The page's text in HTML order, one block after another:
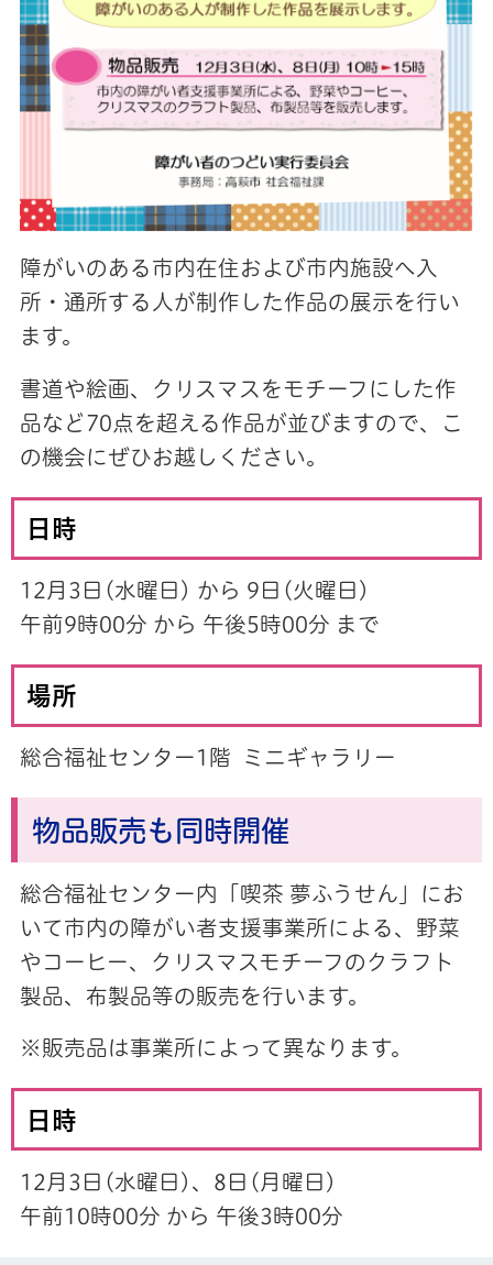
障がいのある市内在住および市内施設へ入
所・通所する人が制作した作品の展示を行い
ます。
書道や絵画、クリスマスをモチーフにした作
品など70点を超える作品が並びますので、こ
の機会にぜひお越しください。
日時
12月3日(水曜日) から 9日(火曜日)
午前9時00分 から 午後5時00分 まで
場所
総合福祉センター1階 ミニギャラリー
物品販売も同時開催
総合福祉センター内「喫茶 夢ふうせん」にお
いて市内の障がい者支援事業所による、野菜
やコーヒー、クリスマスモチーフのクラフト
製品、布製品等の販売を行います。
※販売品は事業所によって異なります。
日時
12月3日(水曜日)、8日(月曜日)
午前10時00分 から 午後3時00分